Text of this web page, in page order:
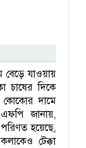
বেড়ে যাওয়ায়
চাষের দিকে
কোকোর দামে
জানায়,
হয়েছে,
টেক্কা